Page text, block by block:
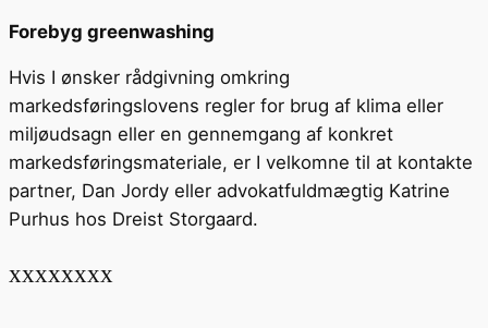
Forebyg greenwashing
Hvis I ønsker rådgivning omkring
markedsføringslovens regler for brug af klima eller
miljøudsagn eller en gennemgang af konkret
markedsføringsmateriale, er I velkomne til at kontakte
partner, Dan Jordy eller advokatfuldmægtig Katrine
Purhus hos Dreist Storgaard.
xxxxxxxx